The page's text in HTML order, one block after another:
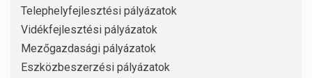
Telephelyfejlesztési pályázatok
Vidékfejlesztési pályázatok
Mezőgazdasági pályázatok
Eszközbeszerzési pályázatok